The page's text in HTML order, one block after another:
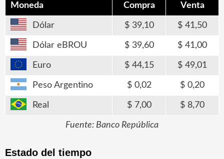
Moneda Compra Venta
Dólar 39,10 41,50
Dólar eBROU 39,60 41,00
Euro 44,15 49,01
Peso Argentino 0,02 0,20
Real 7,00 8,70
Fuente: Banco República
Estado del tiempo